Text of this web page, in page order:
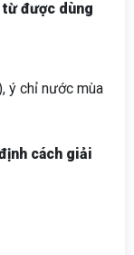
được dùng
ý chỉ nước mùa
cách giải